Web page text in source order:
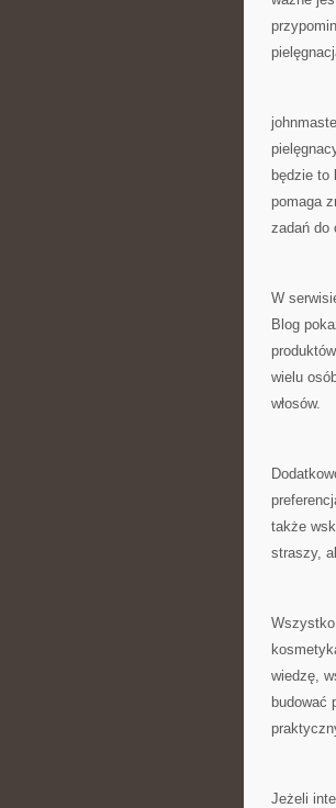
będzie to
pomaga
zadań do
W
Blog
wielu
włosów.
także
straszy,
wiedzę,
budować
Jeżeli